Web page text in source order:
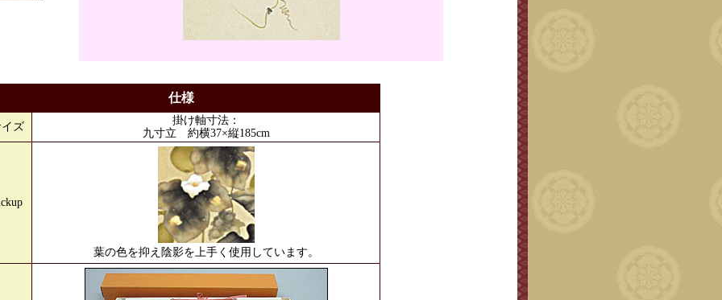
仕様
ズ
掛け軸寸法：
九寸立 約横37×縦185cm
葉の色を抑え陰影を上手く使用しています。